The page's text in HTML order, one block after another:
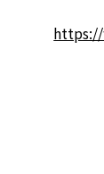
https://